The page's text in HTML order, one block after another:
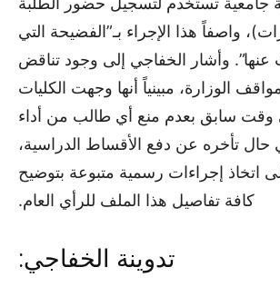
واصفاً هذا الإجراء بـ”الفضيحة التي
وأشار الخفاجي إلى وجود تناقض
الوزارة، مبينياً أنها وجهت الكليات
وقت سابق بعدم منع أي طالب من أداء
حال تأخره عن دفع الأقساط الدراسية،
اتخاذ إجراءات رسمية متبوعة بتوضيح
كافة تفاصيل هذا الملف للرأي العام.
تدوينة الخفاجي: